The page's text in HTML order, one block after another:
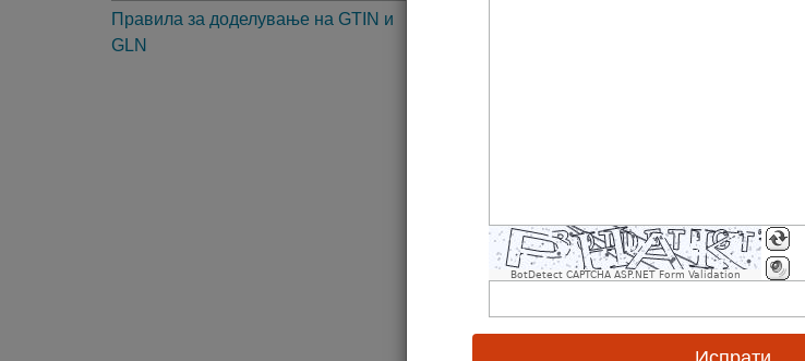
Правила за доделување на GTIN и
GLN
BotDetect CAPTCHA ASP.NET Form Validation
4. Што е GS1 број?
5. Дали првите бројки говорат за